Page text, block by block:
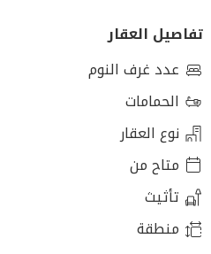
تفاصيل العقار
عدد غرف النوم
الحمامات
نوع العقار
متاح من
تأثيث
منطقة